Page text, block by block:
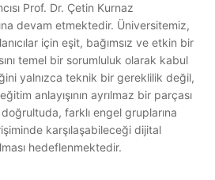
Prof. Dr. Çetin Kurnaz
devam etmektedir. Üniversitemiz,
için eşit, bağımsız ve etkin bir
temel bir sorumluluk olarak kabul
yalnızca teknik bir gereklilik değil,
anlayışının ayrılmaz bir parçası
farklı engel gruplarına
karşılaşabileceği dijital
hedeflenmektedir.